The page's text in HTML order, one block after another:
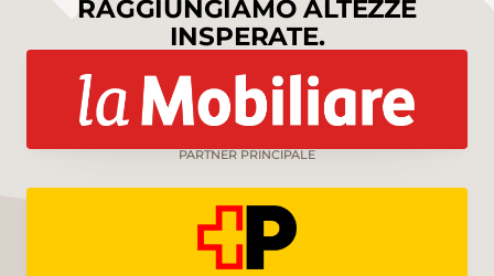
RAGGIUNGIAMO ALTEZZE
INSPERATE.
PARTNER PRINCIPALE